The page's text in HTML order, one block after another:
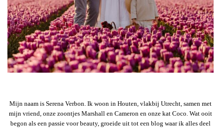
Mijn naam is Serena Verbon. Ik woon in Houten, vlakbij Utrecht, samen met
mijn vriend, onze zoontjes Marshall en Cameron en onze kat Coco. Wat ooit
begon als een passie voor beauty, groeide uit tot een blog waar ik alles deel